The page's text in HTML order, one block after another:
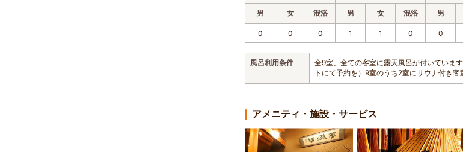
男 女 混浴 男 女 混浴 男
0 0 0 1 1 0 0
風呂利用条件
全9室、全ての客室に露天風呂が付いていま
トにて予約を）9室のうち2室にサウナ付き客
アメニティ・施設・サービス